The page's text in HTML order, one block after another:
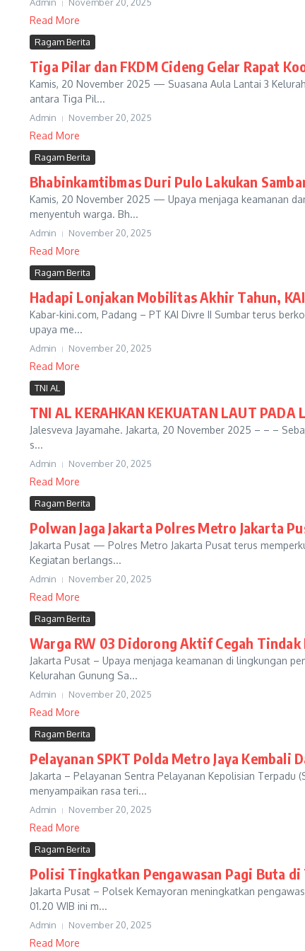
Read More
Ragam Berita
Tiga Pilar dan FKDM Cideng Gelar Rapat
Kamis, 20 November 2025 — Suasana Aula Lantai 3
antara Tiga Pil...
Admin November 20, 2025
Read More
Ragam Berita
Bhabinkamtibmas Duri Pulo Lakukan
Kamis, 20 November 2025 — Upaya menjaga keamanan
menyentuh warga. Bh...
Admin November 20, 2025
Read More
Ragam Berita
Hadapi Lonjakan Mobilitas Akhir Tahun,
Kabar-kini.com, Padang – PT KAI Divre II Sumbar terus
upaya me...
Admin November 20, 2025
Read More
TNI AL
TNI AL KERAHKAN KEKUATAN LAUT PADA
Jalesveva Jayamahe. Jakarta, 20 November 2025 – – –
s...
Admin November 20, 2025
Read More
Ragam Berita
Polwan Jaga Jakarta Polres Metro Jakarta
Jakarta Pusat — Polres Metro Jakarta Pusat terus
Kegiatan berlangs...
Admin November 20, 2025
Read More
Ragam Berita
Warga RW 03 Didorong Aktif Cegah
Jakarta Pusat – Upaya menjaga keamanan di lingkungan
Kelurahan Gunung Sa...
Admin November 20, 2025
Read More
Ragam Berita
Pelayanan SPKT Polda Metro Jaya Kembali
Jakarta – Pelayanan Sentra Pelayanan Kepolisian Terpadu
menyampaikan rasa teri...
Admin November 20, 2025
Read More
Ragam Berita
Polisi Tingkatkan Pengawasan Pagi Buta
Jakarta Pusat – Polsek Kemayoran meningkatkan
01.20 WIB ini m...
Admin November 20, 2025
Read More